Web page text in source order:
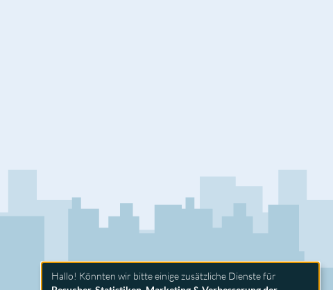
Hallo! Könnten wir bitte einige zusätzliche Dienste für